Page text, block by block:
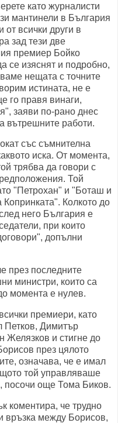
като журналисти
мантинели в България
от всички други в
зад тези две
премиер Бойко
се изяснят и подробно,
нещата с точните
истината, не е
го правя винаги,
заяви по-рано днес
вътрешните работи.
със съмнителна
иска. От момента,
трябва да говори с
Той
"Петрохан" и "Боташ и
Копринката". Колкото до
него България е
при които
допълни
през последните
министри, които са
момента е нулев.
премиери, като
Петков, Димитър
Желязков и стигне до
през цялото
означава, че е имал
той управляваше
посочи още Тома Биков.
коментира, че трудно
връзка между Борисов,